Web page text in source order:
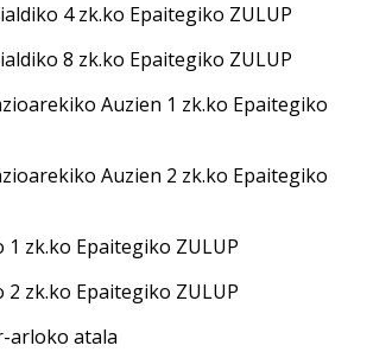
4 zk.ko Epaitegiko ZULUP
8 zk.ko Epaitegiko ZULUP
Auzien 1 zk.ko Epaitegiko
Auzien 2 zk.ko Epaitegiko
zk.ko Epaitegiko ZULUP
zk.ko Epaitegiko ZULUP
arloko atala